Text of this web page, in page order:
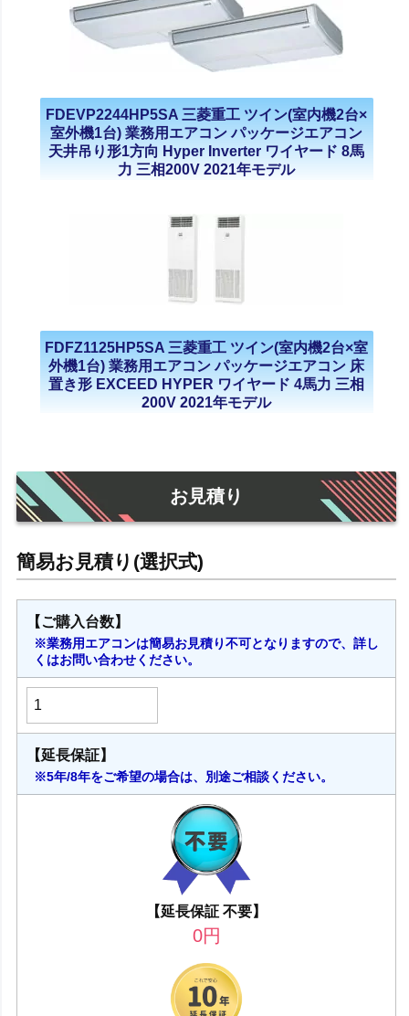
FDEVP2244HP5SA 三菱重工 ツイン(室内機2台×
室外機1台) 業務用エアコン パッケージエアコン
天井吊り形1方向 Hyper Inverter ワイヤード 8馬
力 三相200V 2021年モデル
FDFZ1125HP5SA 三菱重工 ツイン(室内機2台×室
外機1台) 業務用エアコン パッケージエアコン 床
置き形 EXCEED HYPER ワイヤード 4馬力 三相
200V 2021年モデル
お見積り
【ご購入台数】
※業務用エアコンは簡易お見積り不可となりますので、詳し
くはお問い合わせください。
【延長保証】
※5年/8年をご希望の場合は、別途ご相談ください。
【延長保証 不要】
0円